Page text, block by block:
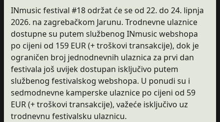
INmusic festival #18 održat će se od 22. do 24. lipnja
2026. na zagrebačkom Jarunu. Trodnevne ulaznice
dostupne su putem službenog INmusic webshopa
po cijeni od 159 EUR (+ troškovi transakcije), dok je
ograničen broj jednodnevnih ulaznica za prvi dan
festivala još uvijek dostupan isključivo putem
službenog festivalskog webshopa. U ponudi su i
sedmodnevne kamperske ulaznice po cijeni od 59
EUR (+ troškovi transakcije), važeće isključivo uz
trodnevnu festivalsku ulaznicu.